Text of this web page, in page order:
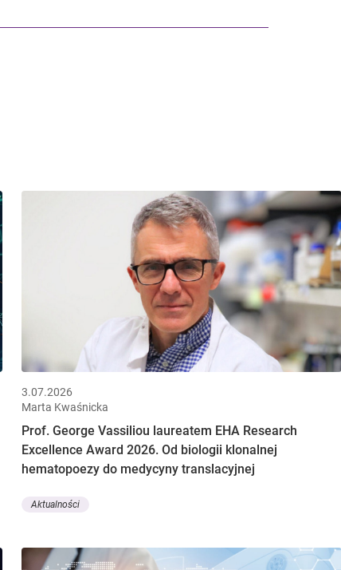
3.07.2026
Marta Kwaśnicka
Prof. George Vassiliou laureatem EHA Research
Excellence Award 2026. Od biologii klonalnej
hematopoezy do medycyny translacyjnej
Aktualności